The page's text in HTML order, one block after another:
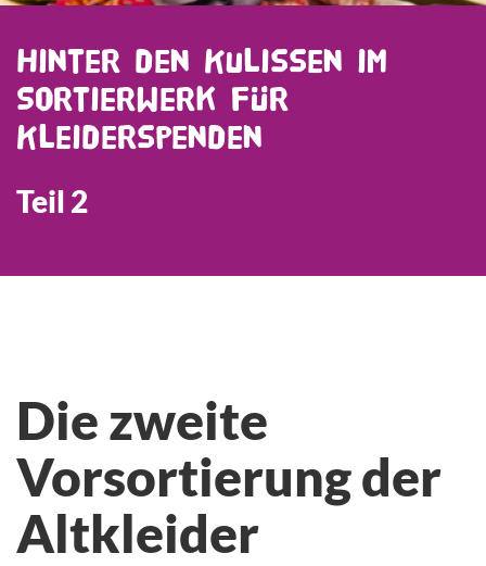
Hinter den Kulissen im
Sortierwerk für
Kleiderspenden
Teil 2
Die zweite
Vorsortierung der
Altkleider